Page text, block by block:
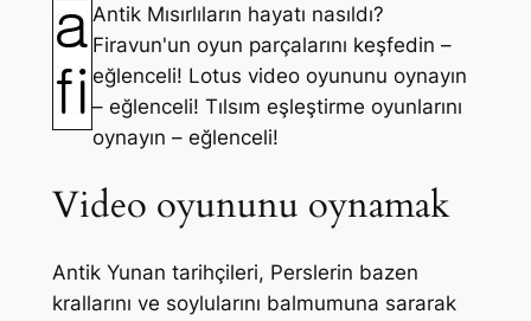
Antik Mısırlıların hayatı nasıldı?
Firavun'un oyun parçalarını keşfedin –
eğlenceli! Lotus video oyununu oynayın
– eğlenceli! Tılsım eşleştirme oyunlarını
oynayın – eğlenceli!
Video oyununu oynamak
Antik Yunan tarihçileri, Perslerin bazen
krallarını ve soylularını balmumuna sararak